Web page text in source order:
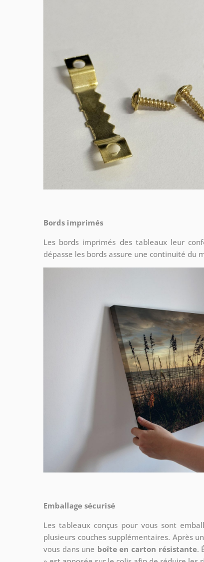
Bords imprimés
Les bords imprimés des tableaux leur
dépasse les bords assure une continuité du
Emballage sécurisé
Les tableaux conçus pour vous sont
plusieurs couches supplémentaires. Après
vous dans une boîte en carton résistante.